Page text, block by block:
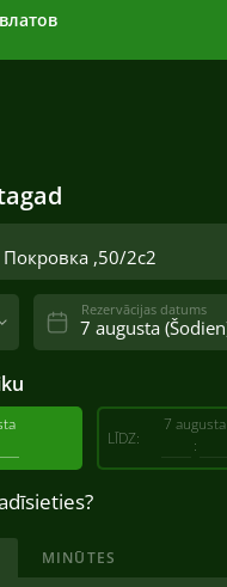
(веранда)
noslogojuma Pēc kārtas
,50/2с2
Rezervācijas datums
LĪDZ:
7 augusta
:
MINŪTES